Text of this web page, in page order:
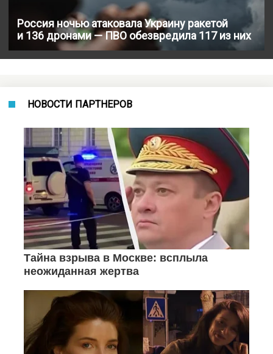
Россия ночью атаковала Украину ракетой
и 136 дронами — ПВО обезвредила 117 из них
НОВОСТИ ПАРТНЕРОВ